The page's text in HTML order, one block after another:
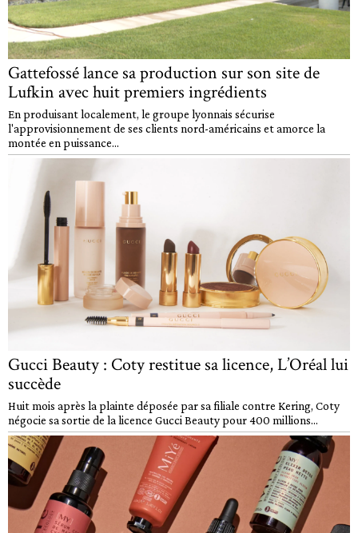
Gattefossé lance sa production sur son site de
Lufkin avec huit premiers ingrédients
En produisant localement, le groupe lyonnais sécurise
l'approvisionnement de ses clients nord-américains et amorce la
montée en puissance...
Gucci Beauty : Coty restitue sa licence, L’Oréal lui
succède
Huit mois après la plainte déposée par sa filiale contre Kering, Coty
négocie sa sortie de la licence Gucci Beauty pour 400 millions...